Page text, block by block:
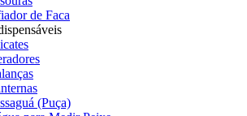
de Faca
(Puça)